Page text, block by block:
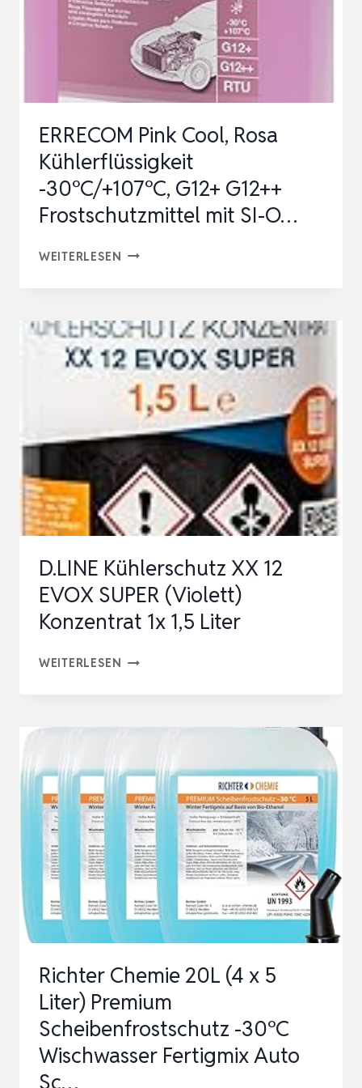
ERRECOM Pink Cool, Rosa
Kühlerflüssigkeit
-30°C/+107°C, G12+ G12++
Frostschutzmittel mit SI-O…
WEITERLESEN ERRECOM
ROSA
KÜHLERFLÜSSIGKEIT
-30°C/+107°C,
G12+
G12++
FROSTSCHUTZMITTEL
MIT
SI-
O…
D.LINE Kühlerschutz XX 12
EVOX SUPER (Violett)
Konzentrat 1x 1,5 Liter
WEITERLESEN D.LINE
SUPER
(VIOLETT)
KONZENTRAT
1X
1,5
LITER
Richter Chemie 20L (4 x 5
Liter) Premium
Scheibenfrostschutz -30°C
Wischwasser Fertigmix Auto
Sc…